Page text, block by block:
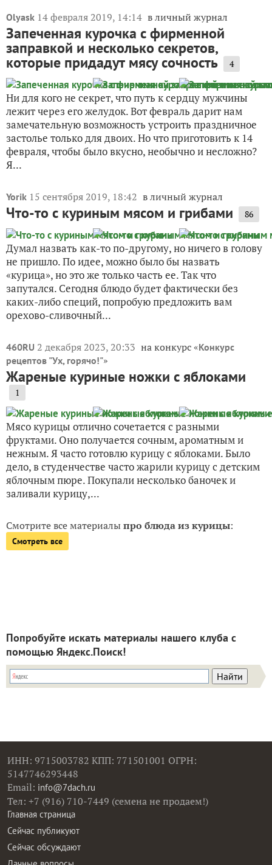
Olyask 14 февраля 2019, 14:14 в личный журнал
Запеченная курочка с фирменной
заправкой и несколько секретов,
которые придадут мясу сочность 4
Ни для кого не секрет, что путь к сердцу мужчины
лежит через его желудок. Вот февраль дарит нам
замечательную возможность устроить праздничное
застолье только для двоих. Но что приготовить к 14
февраля, чтобы было вкусно, необычно и несложно?
Я...
Yorik 15 сентября 2019, 18:42 в личный журнал
Что-то с куриным мясом и грибами 86
Думал назвать как-то по-другому, но ничего в голову
не пришло. По идее, можно было бы назвать
«курица», но это же только часть ее. Так что
запутался. Сегодня блюдо будет фактически без
каких-либо специй, попробую предложить вам
орехово-сливочный...
460RU 2 декабря 2023, 20:33 на конкурс «Конкурс
рецептов "Ух, горячо!"»
Жареные куриные ножки с яблоками
1
Мясо курицы отлично сочетается с разными
фруктами. Оно получается сочным, ароматным и
нежным. Я часто готовлю курицу с яблоками. Было
дело, в студенчестве часто жарили курицу с детским
яблочным пюре. Покупали несколько баночек и
заливали курицу,...
Смотрите все материалыпро блюда из курицы:
Смотреть все
Попробуйте искать материалы нашего клуба с
помощью Яндекс.Поиск!
ИНН: 9715003782 КПП: 771501001 ОГРН:
5147746293448
Email: info@7dach.ru
Тел: +7 (916) 710-7449 (семена не продаем!)
Главная страница
Сейчас публикуют
Сейчас обсуждают